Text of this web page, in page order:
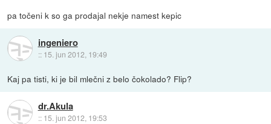
pa točeni k so ga prodajal nekje namest kepic
ingeniero
:: 15. jun 2012, 19:49
Kaj pa tisti, ki je bil mlečni z belo čokolado? Flip?
dr.Akula
:: 15. jun 2012, 19:53